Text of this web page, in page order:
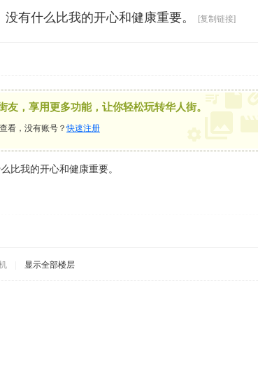
有什么比我的开心和健康重要。 [复制链接]
友，享用更多功能，让你轻松玩转华人街。
看，没有账号？快速注册
比我的开心和健康重要。
显示全部楼层